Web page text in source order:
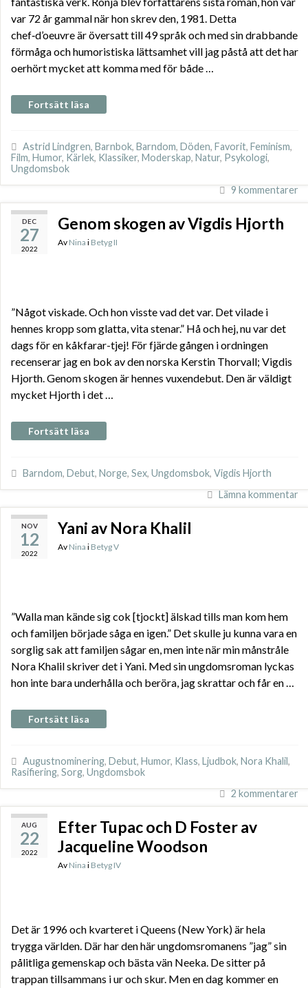
var 72 år gammal när hon skrev den, 1981. Detta
chef‑d’oeuvre är översatt till 49 språk och med sin drabbande
förmåga och humoristiska lättsamhet vill jag påstå att det har
oerhört mycket att komma med för både …
Fortsätt läsa
Astrid Lindgren, Barnbok, Barndom, Döden, Favorit, Feminism,
Film, Humor, Kärlek, Klassiker, Moderskap, Natur, Psykologi,
Ungdomsbok
9 kommentarer
DEC
27
2022
Genom skogen av Vigdis Hjorth
Av Nina i Betyg II
”Något viskade. Och hon visste vad det var. Det vilade i
hennes kropp som glatta, vita stenar.” Hå och hej, nu var det
dags för en kåkfarar-tjej! För fjärde gången i ordningen
recenserar jag en bok av den norska Kerstin Thorvall; Vigdis
Hjorth. Genom skogen är hennes vuxendebut. Den är väldigt
mycket Hjorth i det …
Fortsätt läsa
Barndom, Debut, Norge, Sex, Ungdomsbok, Vigdis Hjorth
Lämna kommentar
NOV
12
2022
Yani av Nora Khalil
Av Nina i Betyg V
”Walla man kände sig cok [tjockt] älskad tills man kom hem
och familjen började såga en igen.” Det skulle ju kunna vara en
sorglig sak att familjen sågar en, men inte när min månstråle
Nora Khalil skriver det i Yani. Med sin ungdomsroman lyckas
hon inte bara underhålla och beröra, jag skrattar och får en …
Fortsätt läsa
Augustnominering, Debut, Humor, Klass, Ljudbok, Nora Khalil,
Rasifiering, Sorg, Ungdomsbok
2 kommentarer
AUG
22
2022
Efter Tupac och D Foster av
Jacqueline Woodson
Av Nina i Betyg IV
Det är 1996 och kvarteret i Queens (New York) är hela
trygga världen. Där har den här ungdomsromanens ”jag” sin
pålitliga gemenskap och bästa vän Neeka. De sitter på
trappan tillsammans i ur och skur. Men en dag kommer en